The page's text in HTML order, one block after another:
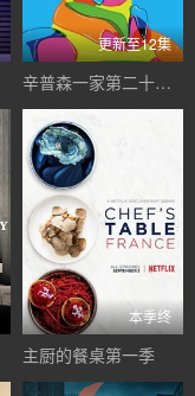
更新至12集
辛普森一家第二十八季
本季终
主厨的餐桌第一季